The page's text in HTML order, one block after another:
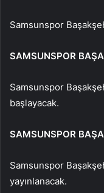
Samsunspor
SAMSUNSPOR
Samsunspor
başlayacak.
SAMSUNSPOR
Samsunspor
yayınlanacak.